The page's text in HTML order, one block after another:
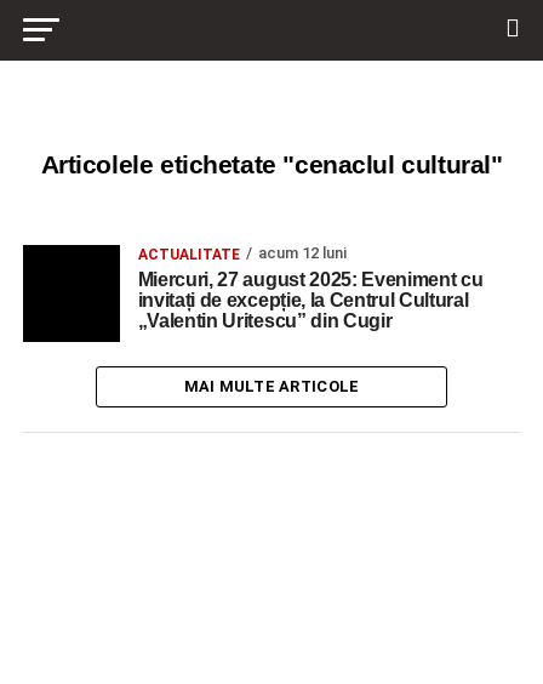
Articolele etichetate "cenaclul cultural"
ACTUALITATE acum 12 luni
Miercuri, 27 august 2025: Eveniment cu
invitați de excepție, la Centrul Cultural
„Valentin Uritescu” din Cugir
MAI MULTE ARTICOLE